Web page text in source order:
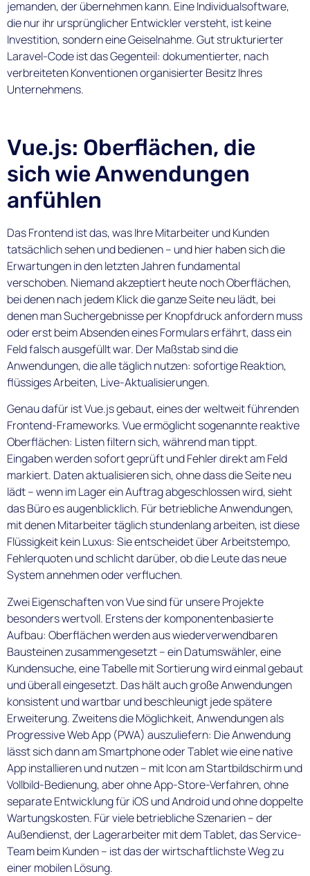
jemanden, der übernehmen kann. Eine Individualsoftware,
die nur ihr ursprünglicher Entwickler versteht, ist keine
Investition, sondern eine Geiselnahme. Gut strukturierter
Laravel-Code ist das Gegenteil: dokumentierter, nach
verbreiteten Konventionen organisierter Besitz Ihres
Unternehmens.
Vue.js: Oberflächen, die
sich wie Anwendungen
anfühlen
Das Frontend ist das, was Ihre Mitarbeiter und Kunden
tatsächlich sehen und bedienen – und hier haben sich die
Erwartungen in den letzten Jahren fundamental
verschoben. Niemand akzeptiert heute noch Oberflächen,
bei denen nach jedem Klick die ganze Seite neu lädt, bei
denen man Suchergebnisse per Knopfdruck anfordern muss
oder erst beim Absenden eines Formulars erfährt, dass ein
Feld falsch ausgefüllt war. Der Maßstab sind die
Anwendungen, die alle täglich nutzen: sofortige Reaktion,
flüssiges Arbeiten, Live-Aktualisierungen.
Genau dafür ist Vue.js gebaut, eines der weltweit führenden
Frontend-Frameworks. Vue ermöglicht sogenannte reaktive
Oberflächen: Listen filtern sich, während man tippt.
Eingaben werden sofort geprüft und Fehler direkt am Feld
markiert. Daten aktualisieren sich, ohne dass die Seite neu
lädt – wenn im Lager ein Auftrag abgeschlossen wird, sieht
das Büro es augenblicklich. Für betriebliche Anwendungen,
mit denen Mitarbeiter täglich stundenlang arbeiten, ist diese
Flüssigkeit kein Luxus: Sie entscheidet über Arbeitstempo,
Fehlerquoten und schlicht darüber, ob die Leute das neue
System annehmen oder verfluchen.
Zwei Eigenschaften von Vue sind für unsere Projekte
besonders wertvoll. Erstens der komponentenbasierte
Aufbau: Oberflächen werden aus wiederverwendbaren
Bausteinen zusammengesetzt – ein Datumswähler, eine
Kundensuche, eine Tabelle mit Sortierung wird einmal gebaut
und überall eingesetzt. Das hält auch große Anwendungen
konsistent und wartbar und beschleunigt jede spätere
Erweiterung. Zweitens die Möglichkeit, Anwendungen als
Progressive Web App (PWA) auszuliefern: Die Anwendung
lässt sich dann am Smartphone oder Tablet wie eine native
App installieren und nutzen – mit Icon am Startbildschirm und
Vollbild-Bedienung, aber ohne App-Store-Verfahren, ohne
separate Entwicklung für iOS und Android und ohne doppelte
Wartungskosten. Für viele betriebliche Szenarien – der
Außendienst, der Lagerarbeiter mit dem Tablet, das Service-
Team beim Kunden – ist das der wirtschaftlichste Weg zu
einer mobilen Lösung.